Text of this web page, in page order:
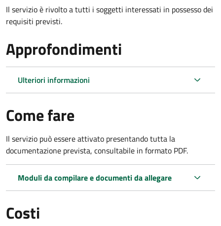
Il servizio è rivolto a tutti i soggetti interessati in possesso dei
requisiti previsti.
Approfondimenti
Ulteriori informazioni
Come fare
Il servizio può essere attivato presentando tutta la
documentazione prevista, consultabile in formato PDF.
Moduli da compilare e documenti da allegare
Costi